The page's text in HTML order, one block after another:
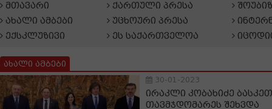
მთავარი
ახალი ამბები
ექსკლუზივი
ქართული პრესა
უცხოური პრესა
ეს საქართველოა
ახალი ამბები
30-01-2023
ირაკლი კობახიძე
თავმჯდომარეს შეხვდა